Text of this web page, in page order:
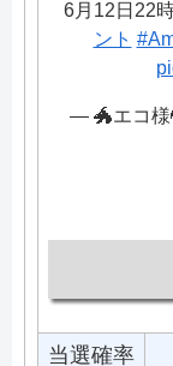
6月12日22
ント
— 🐲エコ様
当選確率